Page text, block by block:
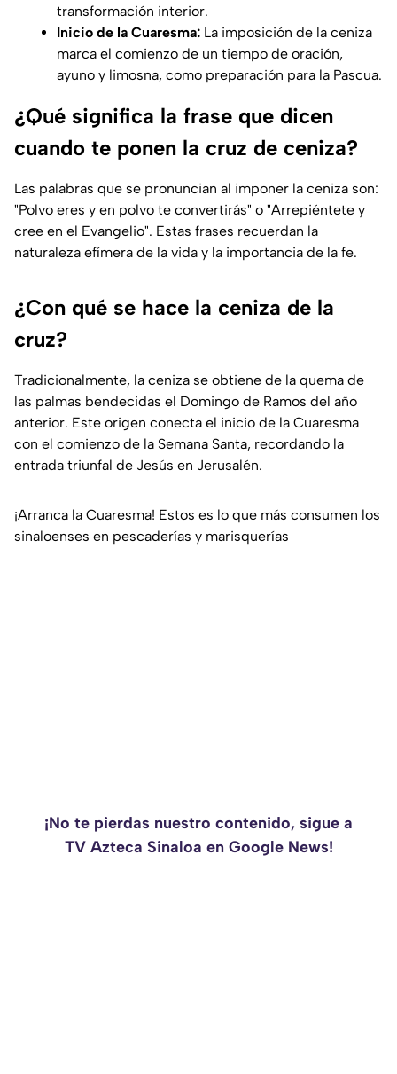
transformación interior.
Inicio de la Cuaresma: La imposición de la ceniza
marca el comienzo de un tiempo de oración,
ayuno y limosna, como preparación para la Pascua.
¿Qué significa la frase que dicen
cuando te ponen la cruz de ceniza?
Las palabras que se pronuncian al imponer la ceniza son:
"Polvo eres y en polvo te convertirás" o "Arrepiéntete y
cree en el Evangelio". Estas frases recuerdan la
naturaleza efímera de la vida y la importancia de la fe.
¿Con qué se hace la ceniza de la
cruz?
Tradicionalmente, la ceniza se obtiene de la quema de
las palmas bendecidas el Domingo de Ramos del año
anterior. Este origen conecta el inicio de la Cuaresma
con el comienzo de la Semana Santa, recordando la
entrada triunfal de Jesús en Jerusalén.
¡Arranca la Cuaresma! Estos es lo que más consumen los
sinaloenses en pescaderías y marisquerías
¡No te pierdas nuestro contenido, sigue a
TV Azteca Sinaloa en Google News!